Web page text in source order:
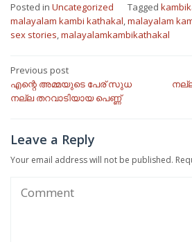
Posted in Uncategorized Tagged
malayalam kambi kathakal,malayalam
sex stories,malayalamkambikathakal
Post
navigation
Previous post
എന്റെ അമ്മയുടെ പേര് സുധ
നല്ല തറവാടിയായ പെണ്ണ്
Leave a Reply
Your email address will not be published.